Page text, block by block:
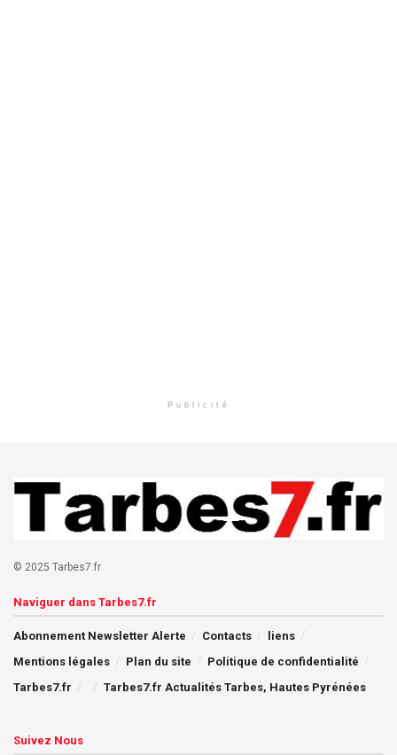
Publicité
© 2025 Tarbes7.fr
Naviguer dans Tarbes7.fr
Abonnement Newsletter Alerte Contacts
liens
Mentions légales
Plan du site
Politique de confidentialité
Tarbes7.fr
Tarbes7.fr Actualités Tarbes, Hautes Pyrénées
Suivez Nous